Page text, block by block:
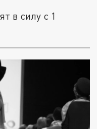
в силу с 1